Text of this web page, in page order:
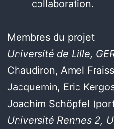
collaboration.
Membres du projet
Université de Lille,
Chaudiron, Amel
Jacquemin, Eric
Joachim Schöpfel
Université Rennes 2,